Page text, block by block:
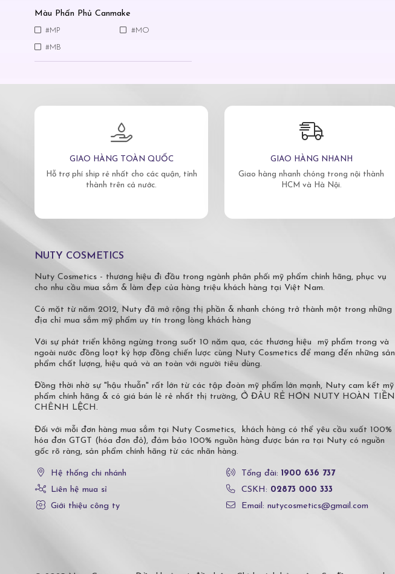
Màu Phấn Phủ Canmake
#MP #MO
#MB
GIAO HÀNG TOÀN QUỐC
Hỗ trợ phí ship rẻ nhất cho các quận, tỉnh
thành trên cả nước.
GIAO HÀNG NHANH
Giao hàng nhanh chóng trong nội thành
HCM và Hà Nội.
NUTY COSMETICS
Nuty Cosmetics - thương hiệu đi đầu trong ngành phân phối mỹ phẩm chính hãng, phục vụ
cho nhu cầu mua sắm & làm đẹp của hàng triệu khách hàng tại Việt Nam.
Có mặt từ năm 2012, Nuty đã mở rộng thị phần & nhanh chóng trở thành một trong những
địa chỉ mua sắm mỹ phẩm uy tín trong lòng khách hàng
Với sự phát triển không ngừng trong suốt 10 năm qua, các thương hiệu mỹ phẩm trong và
ngoài nước đồng loạt ký hợp đồng chiến lược cùng Nuty Cosmetics để mang đến những sản
phẩm chất lượng, hiệu quả và an toàn với người tiêu dùng.
Đồng thời nhờ sự "hậu thuẫn" rất lớn từ các tập đoàn mỹ phẩm lớn mạnh, Nuty cam kết mỹ
phẩm chính hãng & có giá bán lẻ rẻ nhất thị trường, Ở ĐÂU RẺ HƠN NUTY HOÀN TIỀN
CHÊNH LỆCH.
Đối với mỗi đơn hàng mua sắm tại Nuty Cosmetics, khách hàng có thể yêu cầu xuất 100%
hóa đơn GTGT (hóa đơn đỏ), đảm bảo 100% nguồn hàng được bán ra tại Nuty có nguồn
gốc rõ ràng, sản phẩm chính hãng từ các nhãn hàng.
Hệ thống chi nhánh
Liên hệ mua sỉ
Giới thiệu công ty
Tổng đài: 1900 636 737
CSKH: 02873 000 333
Email: nutycosmetics@gmail.com